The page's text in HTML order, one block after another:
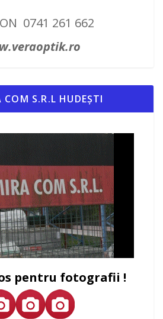
0741 261 662
COM S.R.L HUDEȘTI
pentru fotografii !